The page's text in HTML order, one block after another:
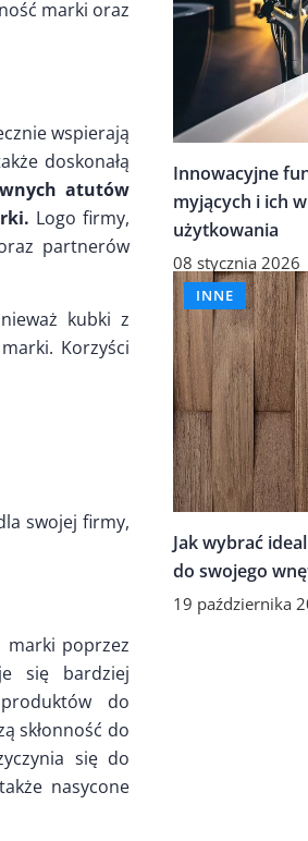
marki oraz
wspierają
doskonałą
atutów
Logo firmy,
partnerów
kubki z
Korzyści
swojej firmy,
marki poprzez
się bardziej
do
skłonność do
się do
nasycone
Innowacyjne
myjących i ich
użytkowania
08 stycznia 2026
INNE
Jak wybrać
do swojego
19 października